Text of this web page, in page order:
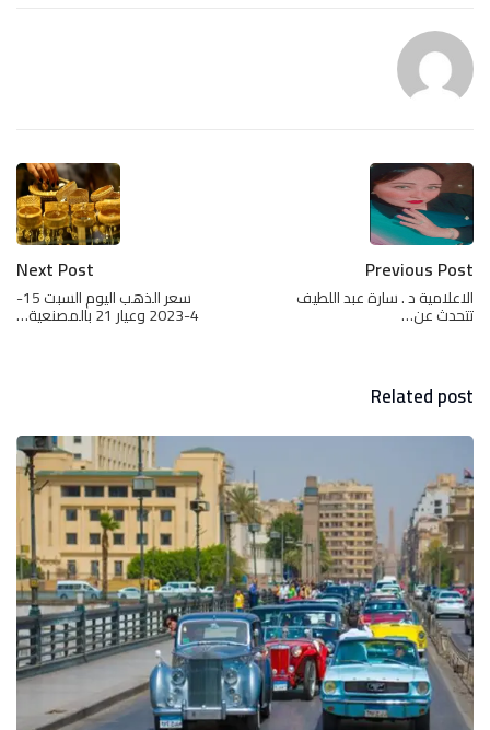
Previous Post
الاعلامية د . سارة عبد اللطيف
تتحدث عن…
Next Post
سعر الذهب اليوم السبت 15-
4-2023 وعيار 21 بالمصنعية…
Related post